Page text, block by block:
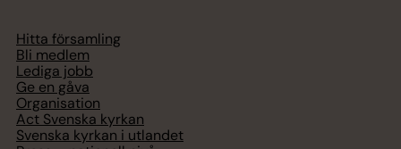
Hitta församling
Bli medlem
Lediga jobb
Ge en gåva
Organisation
Act Svenska kyrkan
Svenska kyrkan i utlandet